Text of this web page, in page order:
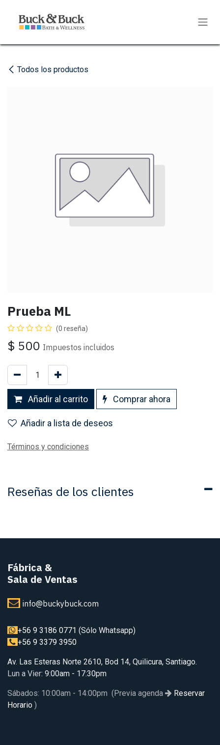
Todos los productos
Prueba ML
(0 reseña)
$ 500 Impuestos incluidos
Añadir al carrito Comprar ahora
Añadir a lista de deseos
Términos y condiciones
Reseñas de los clientes
Fábrica &
Sala de Ventas
info@buckybuck.com
+56 9 3186 0771 (Sólo Whatsapp)
+56 9 3379 3950
Av. Las Esteras Norte 2610, Bod 14, Quilicura, Santiago.
Lun a Vier: 9:00am - 17:30pm
Sábados: 10:00am - 14:00pm (Previa agenda
Reservar
Horario )